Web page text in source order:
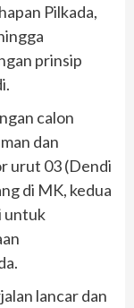
Pilkada,
prinsip
calon
dan
urut 03 (Dendi
di MK, kedua
untuk
lancar dan